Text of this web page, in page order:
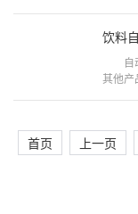
饮料
自动
其他产
首页 上一页